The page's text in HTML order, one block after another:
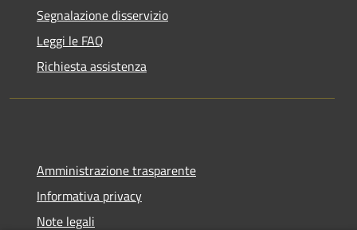
Segnalazione disservizio
Leggi le FAQ
Richiesta assistenza
Amministrazione trasparente
Informativa privacy
Note legali